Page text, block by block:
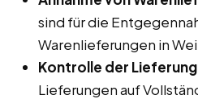
sind für die
Warenlieferungen in
Kontrolle der
Lieferungen auf